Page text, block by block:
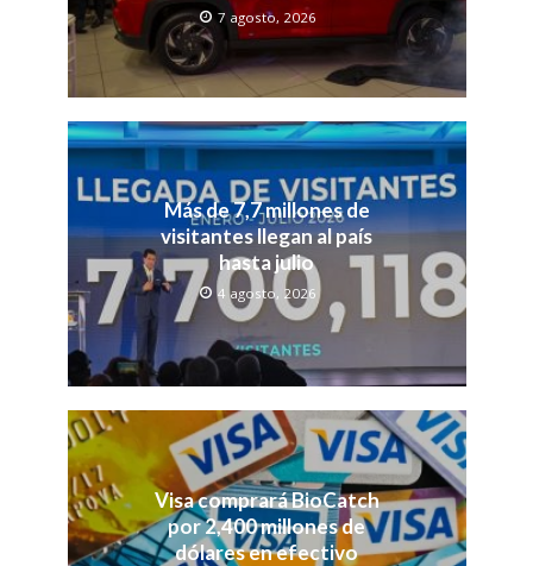
7 agosto, 2026
Más de 7,7 millones de
visitantes llegan al país
hasta julio
4 agosto, 2026
Visa comprará BioCatch
por 2,400 millones de
dólares en efectivo